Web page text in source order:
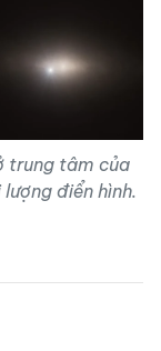
trung tâm của
điển hình.